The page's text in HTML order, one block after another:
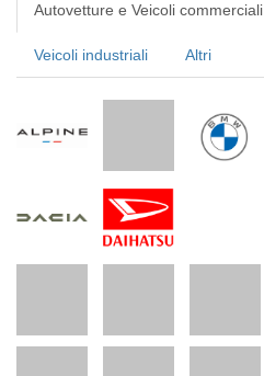
Autovetture e Veicoli commerciali
Veicoli industriali Altri